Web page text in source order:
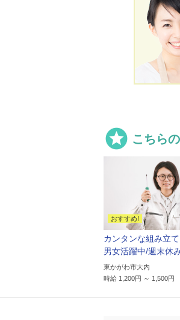
 こちら
カンタンな組み立
男女活躍中/週末休
東かがわ市大内
時給 1,200円 ～ 1,500円